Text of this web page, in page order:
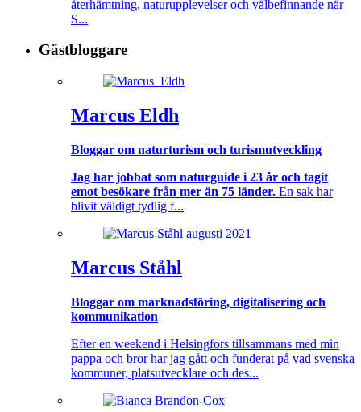
återhämtning, naturupplevelser och välbefinnande när
S...
Gästbloggare
Marcus Eldh
Bloggar om naturturism och turismutveckling
Jag har jobbat som naturguide i 23 år och tagit
emot besökare från mer än 75 länder. En sak har
blivit väldigt tydlig f...
Marcus Ståhl
Bloggar om marknadsföring, digitalisering och
kommunikation
Efter en weekend i Helsingfors tillsammans med min
pappa och bror har jag gått och funderat på vad svenska
kommuner, platsutvecklare och des...